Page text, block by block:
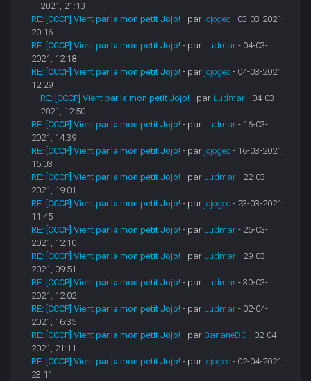
2021, 21:13
RE: [CCCP] Vient par la mon petit Jojo! - par jojogeo - 03-03-2021,
20:16
RE: [CCCP] Vient par la mon petit Jojo! - par Ludmar - 04-03-
2021, 12:18
RE: [CCCP] Vient par la mon petit Jojo! - par jojogeo - 04-03-2021,
12:29
RE: [CCCP] Vient par la mon petit Jojo! - par Ludmar - 04-03-
2021, 12:50
RE: [CCCP] Vient par la mon petit Jojo! - par Ludmar - 16-03-
2021, 14:39
RE: [CCCP] Vient par la mon petit Jojo! - par jojogeo - 16-03-2021,
15:03
RE: [CCCP] Vient par la mon petit Jojo! - par Ludmar - 22-03-
2021, 19:01
RE: [CCCP] Vient par la mon petit Jojo! - par jojogeo - 23-03-2021,
11:45
RE: [CCCP] Vient par la mon petit Jojo! - par Ludmar - 25-03-
2021, 12:10
RE: [CCCP] Vient par la mon petit Jojo! - par Ludmar - 29-03-
2021, 09:51
RE: [CCCP] Vient par la mon petit Jojo! - par Ludmar - 30-03-
2021, 12:02
RE: [CCCP] Vient par la mon petit Jojo! - par Ludmar - 02-04-
2021, 16:35
RE: [CCCP] Vient par la mon petit Jojo! - par BananeDC - 02-04-
2021, 21:11
RE: [CCCP] Vient par la mon petit Jojo! - par jojogeo - 02-04-2021,
23:11